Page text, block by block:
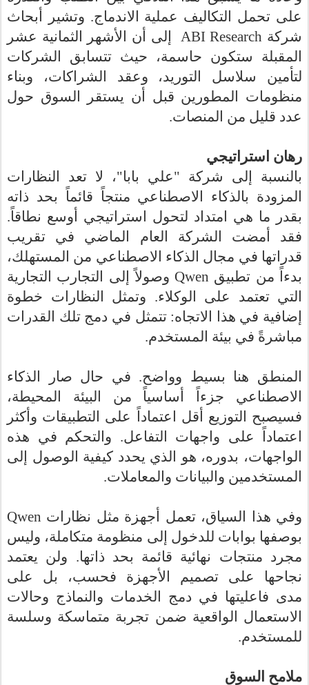
على تحمل التكاليف عملية الاندماج. وتشير أبحاث
شركة ABI Research
إلى أن الأشهر الثمانية عشر
المقبلة ستكون حاسمة، حيث تتسابق الشركات
لتأمين سلاسل التوريد، وعقد الشراكات، وبناء
منظومات المطورين قبل أن يستقر السوق حول
عدد قليل من المنصات.
رهان استراتيجي
بالنسبة إلى شركة "علي بابا"، لا تعد النظارات
المزودة بالذكاء الاصطناعي منتجاً قائماً بحد ذاته
بقدر ما هي امتداد لتحول استراتيجي أوسع نطاقاً.
فقد أمضت الشركة العام الماضي في تقريب
قدراتها في مجال الذكاء الاصطناعي من المستهلك،
بدءاً من تطبيق Qwen وصولاً إلى التجارب التجارية
التي تعتمد على الوكلاء. وتمثل النظارات خطوة
إضافية في هذا الاتجاه: تتمثل في دمج تلك القدرات
مباشرةً في بيئة المستخدم.
المنطق هنا بسيط وواضح. في حال صار الذكاء
الاصطناعي جزءاً أساسياً من البيئة المحيطة،
فسيصبح التوزيع أقل اعتماداً على التطبيقات وأكثر
اعتماداً على واجهات التفاعل. والتحكم في هذه
الواجهات، بدوره، هو الذي يحدد كيفية الوصول إلى
المستخدمين والبيانات والمعاملات.
وفي هذا السياق، تعمل أجهزة مثل نظارات Qwen
بوصفها بوابات للدخول إلى منظومة متكاملة، وليس
مجرد منتجات نهائية قائمة بحد ذاتها. ولن يعتمد
نجاحها على تصميم الأجهزة فحسب، بل على
مدى فاعليتها في دمج الخدمات والنماذج وحالات
الاستعمال الواقعية ضمن تجربة متماسكة وسلسة
للمستخدم.
ملامح السوق